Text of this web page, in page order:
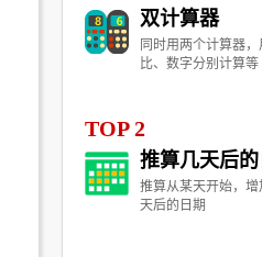
双计算器
同时用两个计算器
比、数字分别计算等
TOP 2
推算几天后的
推算从某天开始，
天后的日期